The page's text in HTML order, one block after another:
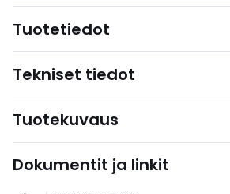
Tuotetiedot
Tekniset tiedot
Tuotekuvaus
Dokumentit ja linkit